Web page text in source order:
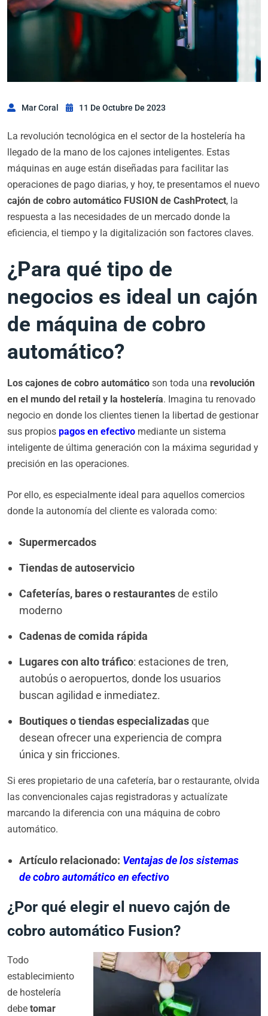
Mar Coral 11 De Octubre De 2023
La revolución tecnológica en el sector de la hostelería ha
llegado de la mano de los cajones inteligentes. Estas
máquinas en auge están diseñadas para facilitar las
operaciones de pago diarias, y hoy, te presentamos el nuevo
cajón de cobro automático FUSION de CashProtect, la
respuesta a las necesidades de un mercado donde la
eficiencia, el tiempo y la digitalización son factores claves.
¿Para qué tipo de
negocios es ideal un cajón
de máquina de cobro
automático?
Los cajones de cobro automático son toda una revolución
en el mundo del retail y la hostelería. Imagina tu renovado
negocio en donde los clientes tienen la libertad de gestionar
sus propios pagos en efectivo mediante un sistema
inteligente de última generación con la máxima seguridad y
precisión en las operaciones.
Por ello, es especialmente ideal para aquellos comercios
donde la autonomía del cliente es valorada como:
Supermercados
Tiendas de autoservicio
Cafeterías, bares o restaurantesde estilo
moderno
Cadenas de comida rápida
Lugares con alto tráfico: estaciones de tren,
autobús o aeropuertos, donde los usuarios
buscan agilidad e inmediatez.
Boutiques o tiendas especializadasque
desean ofrecer una experiencia de compra
única y sin fricciones.
Si eres propietario de una cafetería, bar o restaurante, olvida
las convencionales cajas registradoras y actualízate
marcando la diferencia con una máquina de cobro
automático.
Artículo relacionado: Ventajas de los sistemas
de cobro automático en efectivo
¿Por qué elegir el nuevo cajón de
cobro automático Fusion?
Todo
establecimiento
de hostelería
debe tomar